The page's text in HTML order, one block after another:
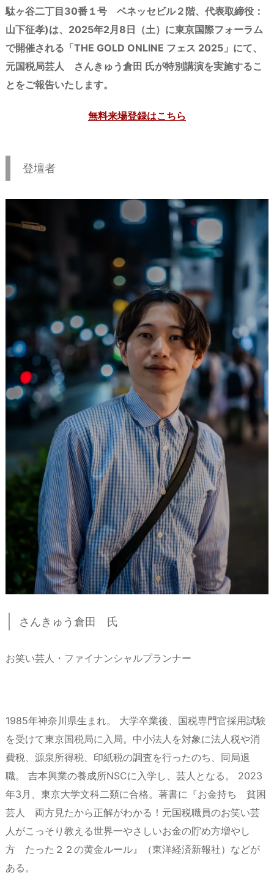
駄ヶ谷二丁目30番１号 ベネッセビル２階、代表取締役：
山下征孝)は、2025年2月8日（土）に東京国際フォーラム
で開催される「THE GOLD ONLINE フェス 2025」にて、
元国税局芸人 さんきゅう倉田 氏が特別講演を実施するこ
とをご報告いたします。
無料来場登録はこちら
登壇者
さんきゅう倉田 氏
お笑い芸人・ファイナンシャルプランナー
1985年神奈川県生まれ。 大学卒業後、国税専門官採用試験
を受けて東京国税局に入局。中小法人を対象に法人税や消
費税、源泉所得税、印紙税の調査を行ったのち、同局退
職。 吉本興業の養成所NSCに入学し、芸人となる。 2023
年3月、東京大学文科二類に合格。著書に『お金持ち 貧困
芸人 両方見たから正解がわかる！元国税職員のお笑い芸
人がこっそり教える世界一やさしいお金の貯め方増やし
方 たった２２の黄金ルール』（東洋経済新報社）などが
ある。